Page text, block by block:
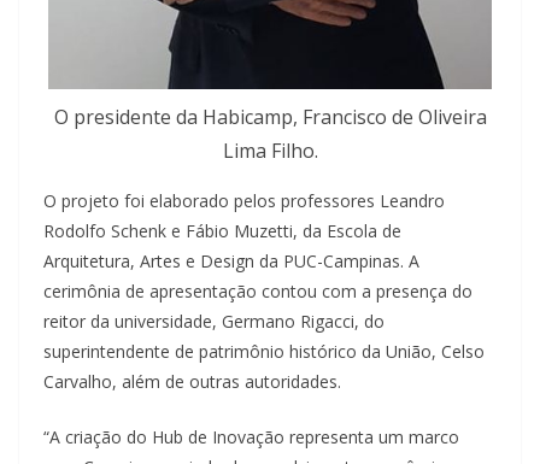
O presidente da Habicamp, Francisco de Oliveira
Lima Filho.
O projeto foi elaborado pelos professores Leandro
Rodolfo Schenk e Fábio Muzetti, da Escola de
Arquitetura, Artes e Design da PUC-Campinas. A
cerimônia de apresentação contou com a presença do
reitor da universidade, Germano Rigacci, do
superintendente de patrimônio histórico da União, Celso
Carvalho, além de outras autoridades.
“A criação do Hub de Inovação representa um marco